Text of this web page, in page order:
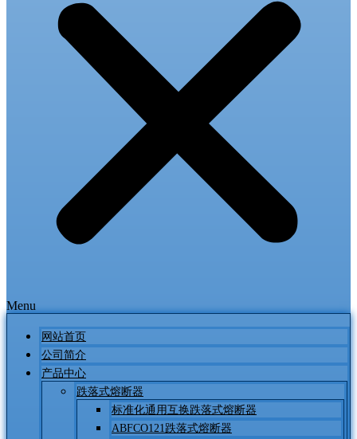
Menu
网站首页
公司简介
产品中心
跌落式熔断器
标准化通用互换跌落式熔断器
ABFCO121跌落式熔断器